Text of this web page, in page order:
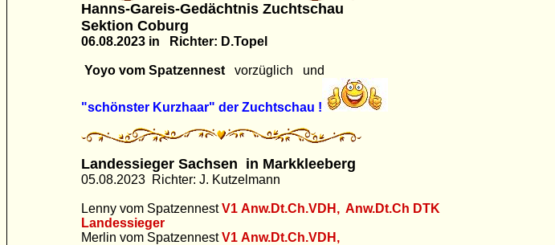
Hanns-Gareis-Gedächtnis Zuchtschau
Sektion Coburg
06.08.2023 in Richter: D.Topel
Yoyo vom Spatzennest vorzüglich und
"schönster Kurzhaar" der Zuchtschau !
Landessieger Sachsen in Markkleeberg
05.08.2023 Richter: J. Kutzelmann
Lenny vom SpatzennestV1 Anw.Dt.Ch.VDH, Anw.Dt.Ch DTK
Landessieger
Merlin vom SpatzennestV1 Anw.Dt.Ch.VDH,